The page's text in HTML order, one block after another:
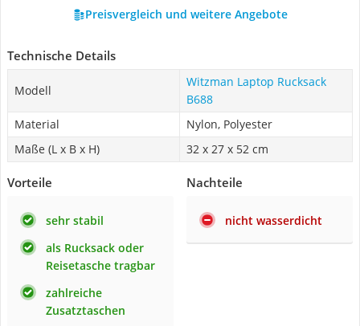
Preisvergleich und weitere Angebote
Technische Details
Modell
Witzman Laptop Rucksack
B688
Material
Nylon, Polyester
Maße (L x B x H)
32 x 27 x 52 cm
Vorteile
sehr stabil
als Rucksack oder
Reisetasche tragbar
zahlreiche
Zusatztaschen
Nachteile
nicht wasserdicht